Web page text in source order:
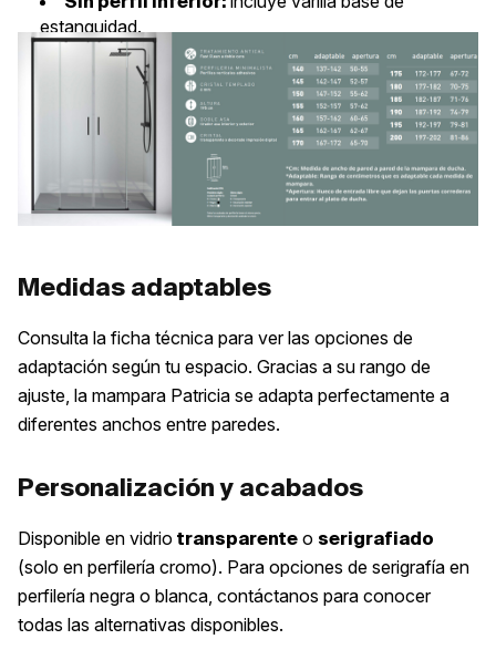
estanquidad.
Instalación sencilla:kit de montaje premium y
vídeos de ayuda.
Certificados de calidad AIDIME:seguridad y
fabricación española.
Medidas adaptables
Consulta la ficha técnica para ver las opciones de
adaptación según tu espacio. Gracias a su rango de
ajuste, la mampara Patricia se adapta perfectamente a
diferentes anchos entre paredes.
Personalización y acabados
Disponible en vidrio transparente o serigrafiado
(solo en perfilería cromo). Para opciones de serigrafía en
perfilería negra o blanca, contáctanos para conocer
todas las alternativas disponibles.